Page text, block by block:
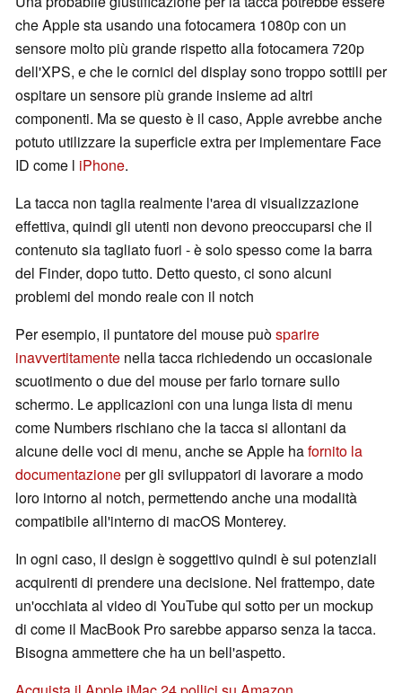
che Apple sta usando una fotocamera 1080p con un
sensore molto più grande rispetto alla fotocamera 720p
dell'XPS, e che le cornici del display sono troppo sottili per
ospitare un sensore più grande insieme ad altri
componenti. Ma se questo è il caso, Apple avrebbe anche
potuto utilizzare la superficie extra per implementare Face
ID come l iPhone.
La tacca non taglia realmente l'area di visualizzazione
effettiva, quindi gli utenti non devono preoccuparsi che il
contenuto sia tagliato fuori - è solo spesso come la barra
del Finder, dopo tutto. Detto questo, ci sono alcuni
problemi del mondo reale con il notch
Per esempio, il puntatore del mouse puòsparire
inavvertitamente nella tacca richiedendo un occasionale
scuotimento o due del mouse per farlo tornare sullo
schermo. Le applicazioni con una lunga lista di menu
come Numbers rischiano che la tacca si allontani da
alcune delle voci di menu, anche se Apple hafornito la
documentazioneper gli sviluppatori di lavorare a modo
loro intorno al notch, permettendo anche una modalità
compatibile all'interno di macOS Monterey.
In ogni caso, il design è soggettivo quindi è sui potenziali
acquirenti di prendere una decisione. Nel frattempo, date
un'occhiata al video di YouTube qui sotto per un mockup
di come il MacBook Pro sarebbe apparso senza la tacca.
Bisogna ammettere che ha un bell'aspetto.